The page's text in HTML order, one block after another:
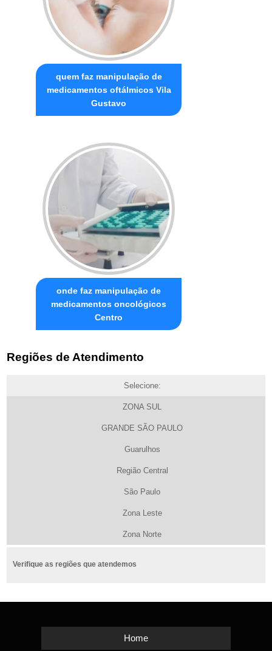
quem faz manipulação de
medicamentos oftálmicos Vila
Gustavo
onde faz manipulação de
medicamentos oncológicos
Centro
Regiões de Atendimento
Selecione:
ZONA SUL
GRANDE SÃO PAULO
Guarulhos
Região Central
São Paulo
Zona Leste
Zona Norte
Verifique as regiões que atendemos
Home